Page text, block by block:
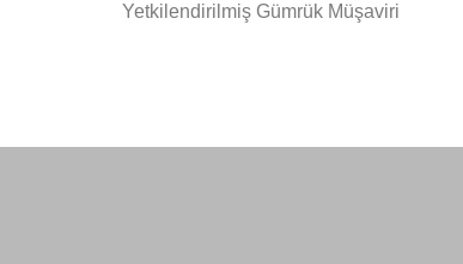
Yetkilendirilmiş Gümrük Müşaviri